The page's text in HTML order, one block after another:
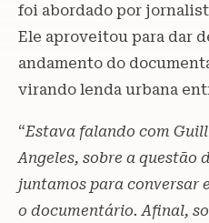
foi abordado por
Ele aproveitou para dar
andamento do
virando lenda urbana
“Estava falando com
Angeles, sobre a questão
juntamos para conversar
o documentário. Afinal,